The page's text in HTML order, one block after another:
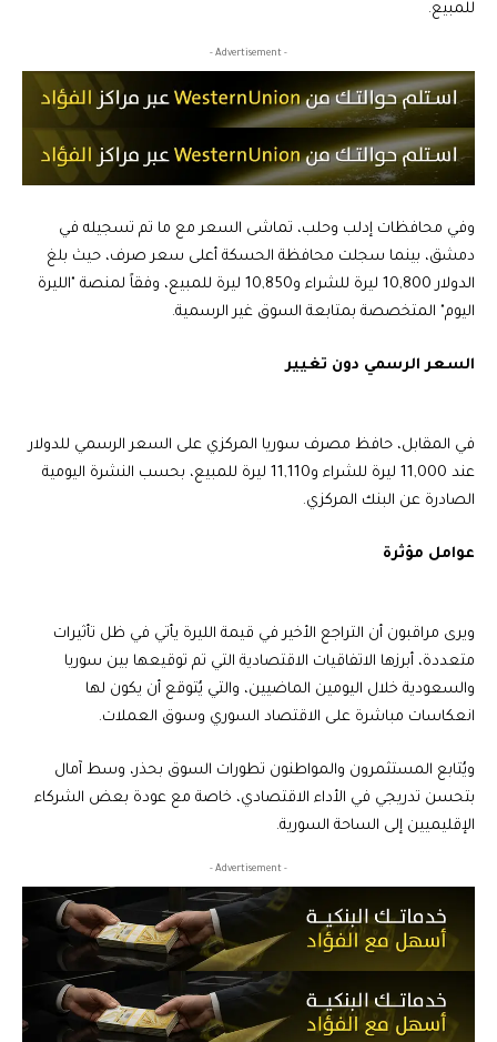
للمبيع.
- Advertisement -
وفي محافظات إدلب وحلب، تماشى السعر مع ما تم تسجيله في
دمشق، بينما سجلت محافظة الحسكة أعلى سعر صرف، حيث بلغ
الدولار 10,800 ليرة للشراء و10,850 ليرة للمبيع، وفقاً لمنصة "الليرة
اليوم" المتخصصة بمتابعة السوق غير الرسمية.
السعر الرسمي دون تغيير
في المقابل، حافظ مصرف سوريا المركزي على السعر الرسمي للدولار
عند 11,000 ليرة للشراء و11,110 ليرة للمبيع، بحسب النشرة اليومية
الصادرة عن البنك المركزي.
عوامل مؤثرة
ويرى مراقبون أن التراجع الأخير في قيمة الليرة يأتي في ظل تأثيرات
متعددة، أبرزها الاتفاقيات الاقتصادية التي تم توقيعها بين سوريا
والسعودية خلال اليومين الماضيين، والتي يُتوقع أن يكون لها
انعكاسات مباشرة على الاقتصاد السوري وسوق العملات.
ويُتابع المستثمرون والمواطنون تطورات السوق بحذر، وسط آمال
بتحسن تدريجي في الأداء الاقتصادي، خاصة مع عودة بعض الشركاء
الإقليميين إلى الساحة السورية.
- Advertisement -